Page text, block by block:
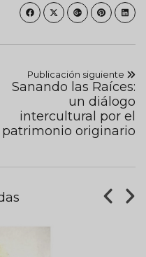
Publicación siguiente
Sanando las Raíces:
un diálogo
intercultural por el
patrimonio originario